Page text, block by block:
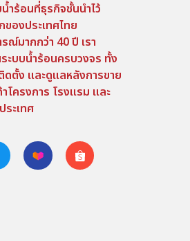
ำร้อนที่ธุรกิจชั้นนำไว้
ของประเทศไทย
ณ์มากกว่า 40 ปี เรา
ะบบน้ำร้อนครบวงจร ทั้ง
ดตั้ง และดูแลหลังการขาย
โครงการ โรงแรม และ
ะเทศ